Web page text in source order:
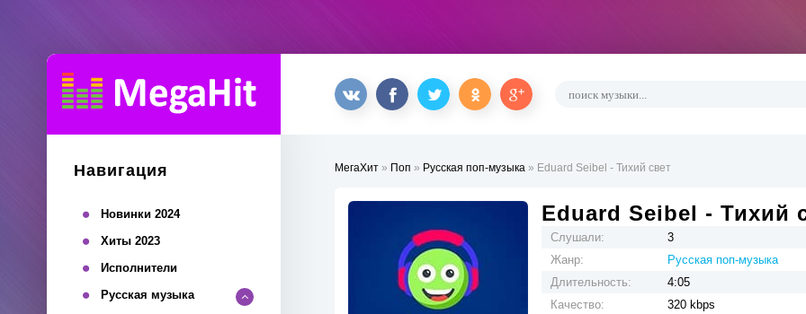
Навигация
Новинки 2024
Хиты 2023
Исполнители
Русская музыка
МегаХит » Поп » Русская поп-музыка » Eduard Seibel - Тихий свет
Eduard Seibel - Тихий
Слушали:
3
Жанр:
Русская поп-музыка
Длительность:
4:05
Качество:
320 kbps